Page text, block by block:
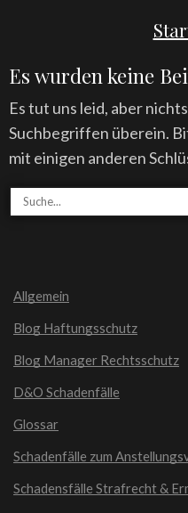
Es wurden keine
Es tut uns leid, aber
Suchbegriffen überein.
mit einigen anderen
Allgemein
Blog Haftungsschutz
Blog Manager Rechtsschutz
D&O Schadenfälle
Glossar
Schadenfälle zum
Schadensfälle Strafrecht &